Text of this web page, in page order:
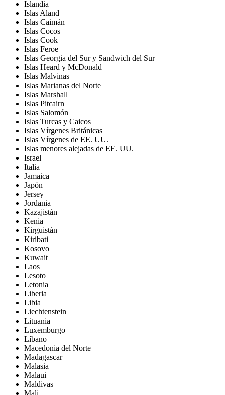
Islandia
Islas Aland
Islas Caimán
Islas Cocos
Islas Cook
Islas Feroe
Islas Georgia del Sur y Sandwich del Sur
Islas Heard y McDonald
Islas Malvinas
Islas Marianas del Norte
Islas Marshall
Islas Pitcairn
Islas Salomón
Islas Turcas y Caicos
Islas Vírgenes Británicas
Islas Vírgenes de EE. UU.
Islas menores alejadas de EE. UU.
Israel
Italia
Jamaica
Japón
Jersey
Jordania
Kazajistán
Kenia
Kirguistán
Kiribati
Kosovo
Kuwait
Laos
Lesoto
Letonia
Liberia
Libia
Liechtenstein
Lituania
Luxemburgo
Líbano
Macedonia del Norte
Madagascar
Malasia
Malaui
Maldivas
Mali